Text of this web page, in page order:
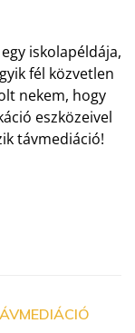
iskolapéldája,
fél közvetlen
nekem, hogy
eszközeivel
távmediáció!